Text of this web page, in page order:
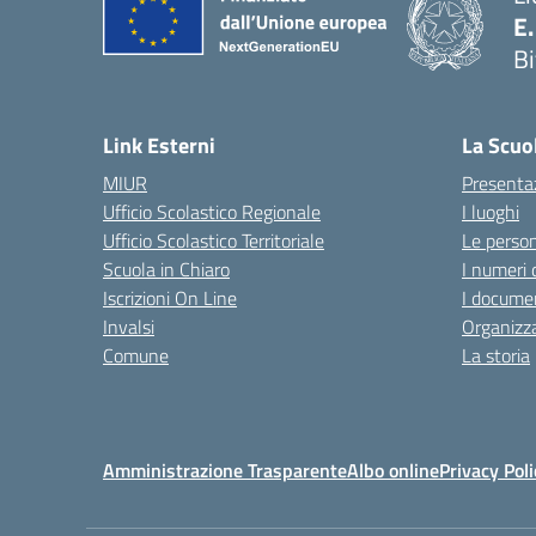
Link Esterni
MIUR
Ufficio Scolastico Regionale
Ufficio Scolastico Territoriale
Scuola in Chiaro
Iscrizioni On Line
Invalsi
Comune
La
I luoghi
Le
I numeri
I
La storia
Amministrazione TrasparenteAlbo onlinePrivacy